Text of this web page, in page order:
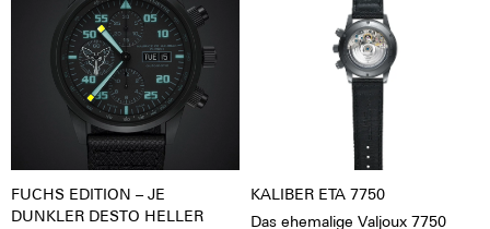
FUCHS EDITION – JE
DUNKLER DESTO HELLER
KALIBER ETA 7750
Das ehemalige Valjoux 7750